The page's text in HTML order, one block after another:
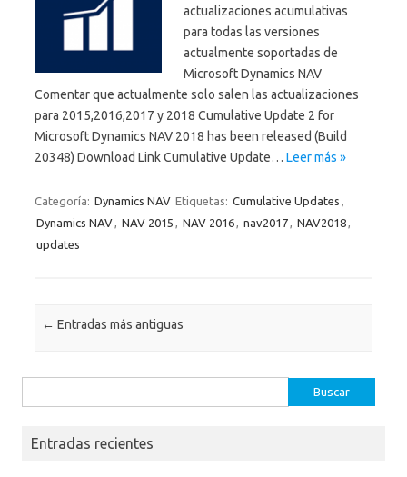
actualizaciones acumulativas
para todas las versiones
actualmente soportadas de
Microsoft Dynamics NAV
Comentar que actualmente solo salen las actualizaciones
para 2015,2016,2017 y 2018 Cumulative Update 2 for
Microsoft Dynamics NAV 2018 has been released (Build
20348) Download Link Cumulative Update… Leer más »
Categoría: Dynamics NAV Etiquetas: Cumulative Updates ,
Dynamics NAV, NAV 2015 , NAV 2016, nav2017, NAV2018,
updates
Navegación de entradas
← Entradas más antiguas
Entradas recientes